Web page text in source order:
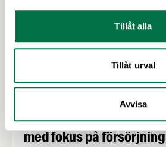
Tillåt alla
Tillåt urval
Avvisa
Utlysningar: Forskning
med fokus på försörjning